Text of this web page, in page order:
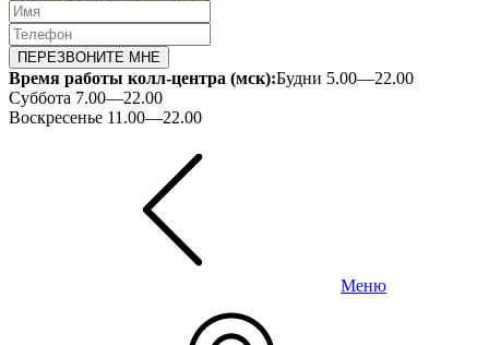
ПЕРЕЗВОНИТЕ МНЕ
Время работы колл-центра (мск):Будни 5.00—22.00
Суббота 7.00—22.00
Воскресенье 11.00—22.00
Меню